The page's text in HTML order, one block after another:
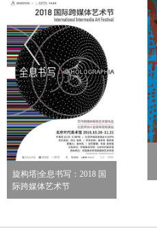
旋构塔|全息书写：2018 国
际跨媒体艺术节